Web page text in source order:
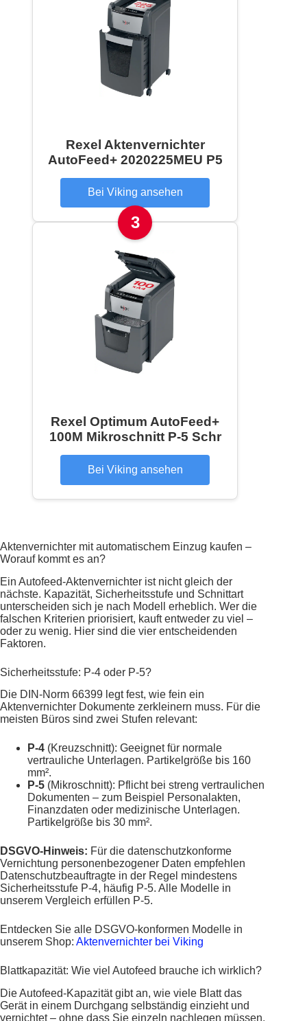
Rexel Aktenvernichter
AutoFeed+ 2020225MEU P5
Bei Viking ansehen
3
Rexel Optimum AutoFeed+
100M Mikroschnitt P-5 Schr
Bei Viking ansehen
Aktenvernichter mit automatischem Einzug kaufen –
Worauf kommt es an?
Ein Autofeed-Aktenvernichter ist nicht gleich der
nächste. Kapazität, Sicherheitsstufe und Schnittart
unterscheiden sich je nach Modell erheblich. Wer die
falschen Kriterien priorisiert, kauft entweder zu viel –
oder zu wenig. Hier sind die vier entscheidenden
Faktoren.
Sicherheitsstufe: P-4 oder P-5?
Die DIN-Norm 66399 legt fest, wie fein ein
Aktenvernichter Dokumente zerkleinern muss. Für die
meisten Büros sind zwei Stufen relevant:
P-4 (Kreuzschnitt): Geeignet für normale
vertrauliche Unterlagen. Partikelgröße bis 160
mm².
P-5 (Mikroschnitt): Pflicht bei streng vertraulichen
Dokumenten – zum Beispiel Personalakten,
Finanzdaten oder medizinische Unterlagen.
Partikelgröße bis 30 mm².
DSGVO-Hinweis: Für die datenschutzkonforme
Vernichtung personenbezogener Daten empfehlen
Datenschutzbeauftragte in der Regel mindestens
Sicherheitsstufe P-4, häufig P-5. Alle Modelle in
unserem Vergleich erfüllen P-5.
Entdecken Sie alle DSGVO-konformen Modelle in
unserem Shop: Aktenvernichter bei Viking
Blattkapazität: Wie viel Autofeed brauche ich wirklich?
Die Autofeed-Kapazität gibt an, wie viele Blatt das
Gerät in einem Durchgang selbständig einzieht und
vernichtet – ohne dass Sie einzeln nachlegen müssen.